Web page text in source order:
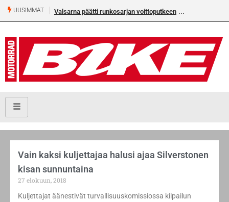
UUSIMMAT Valsarna päätti runkosarjan voittoputkeen
Vain kaksi kuljettajaa halusi ajaa Silverstonen
kisan sunnuntaina
27 elokuun, 2018
Kuljettajat äänestivät turvallisuuskomissiossa kilpailun